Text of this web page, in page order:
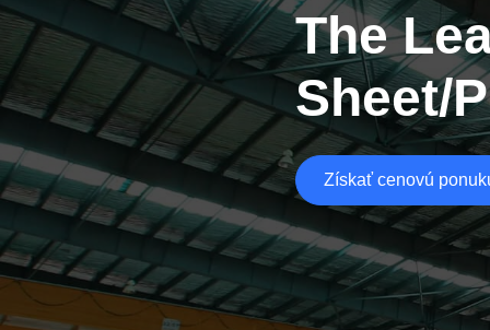
The
Sheet/
Získať cenovú